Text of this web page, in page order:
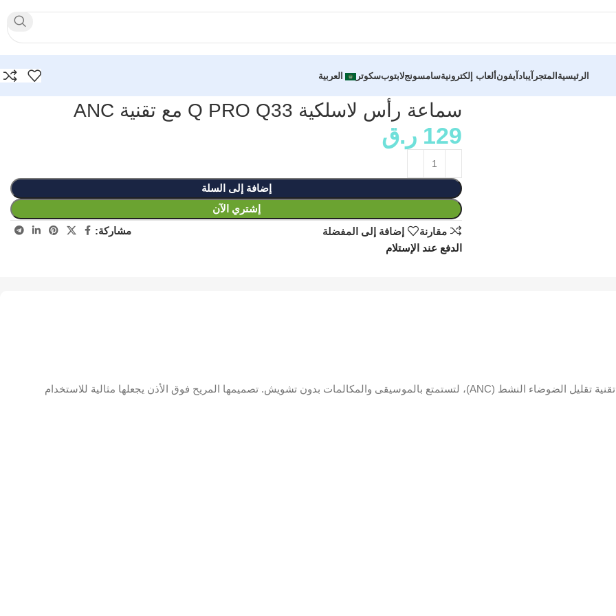
الرئيسيةالمتجر آيبادآيفونألعاب إلكترونيةسامسونجلابتوبسكوتر العربية
سماعة رأس لاسلكية Q PRO Q33 مع تقنية ANC
129 ر.ق
إضافة إلى السلة
إشتري الآن
مقارنة
إضافة إلى المفضلة
مشاركة:
الدفع عند الإستلام
سماعة Q PRO Q33 اللاسلكية تمنحك تجربة صوت محيطية غامرة مع تقنية تقليل الضوضاء النشط (ANC)، لتستمتع بالموسيقى والمكالمات بدون تشويش. تصميمها المريح فوق الأذن يجعلها مثالية للاستخدام